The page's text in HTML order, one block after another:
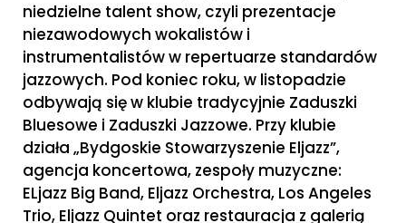
niedzielne talent show, czyli prezentacje
niezawodowych wokalistów i
instrumentalistów w repertuarze standardów
jazzowych. Pod koniec roku, w listopadzie
odbywają się w klubie tradycyjnie Zaduszki
Bluesowe i Zaduszki Jazzowe. Przy klubie
działa „Bydgoskie Stowarzyszenie Eljazz”,
agencja koncertowa, zespoły muzyczne:
ELjazz Big Band, Eljazz Orchestra, Los Angeles
Trio, Eljazz Quintet oraz restauracja z galerią